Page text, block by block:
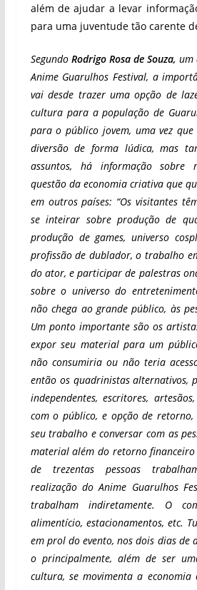
além de ajudar a levar
para uma juventude tão carente
SegundoRodrigo Rosa de Souza,um
Anime Guarulhos Festival, a
vai desde trazer uma opção de
cultura para a população de
para o público jovem, uma vez
diversão de forma lúdica, mas
assuntos, há informação sobre
questão da economia criativa que
em outros países: “Os visitantes
se inteirar sobre produção de
produção de games, universo
profissão de dublador, o trabalho
do ator, e participar de palestras
sobre o universo do
não chega ao grande público, às
Um ponto importante são os
expor seu material para um
não consumiria ou não teria
então os quadrinistas alternativos,
independentes, escritores,
com o público, e opção de
seu trabalho e conversar com as
material além do retorno
de trezentas pessoas
realização do Anime Guarulhos
trabalham indiretamente. O
alimentício, estacionamentos, etc.
em prol do evento, nos dois dias de
o principalmente, além de ser
cultura, se movimenta a economia